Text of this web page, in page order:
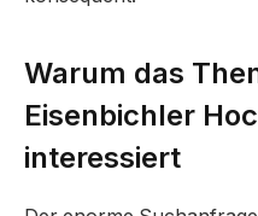
Warum das
Eisenbichler
interessiert